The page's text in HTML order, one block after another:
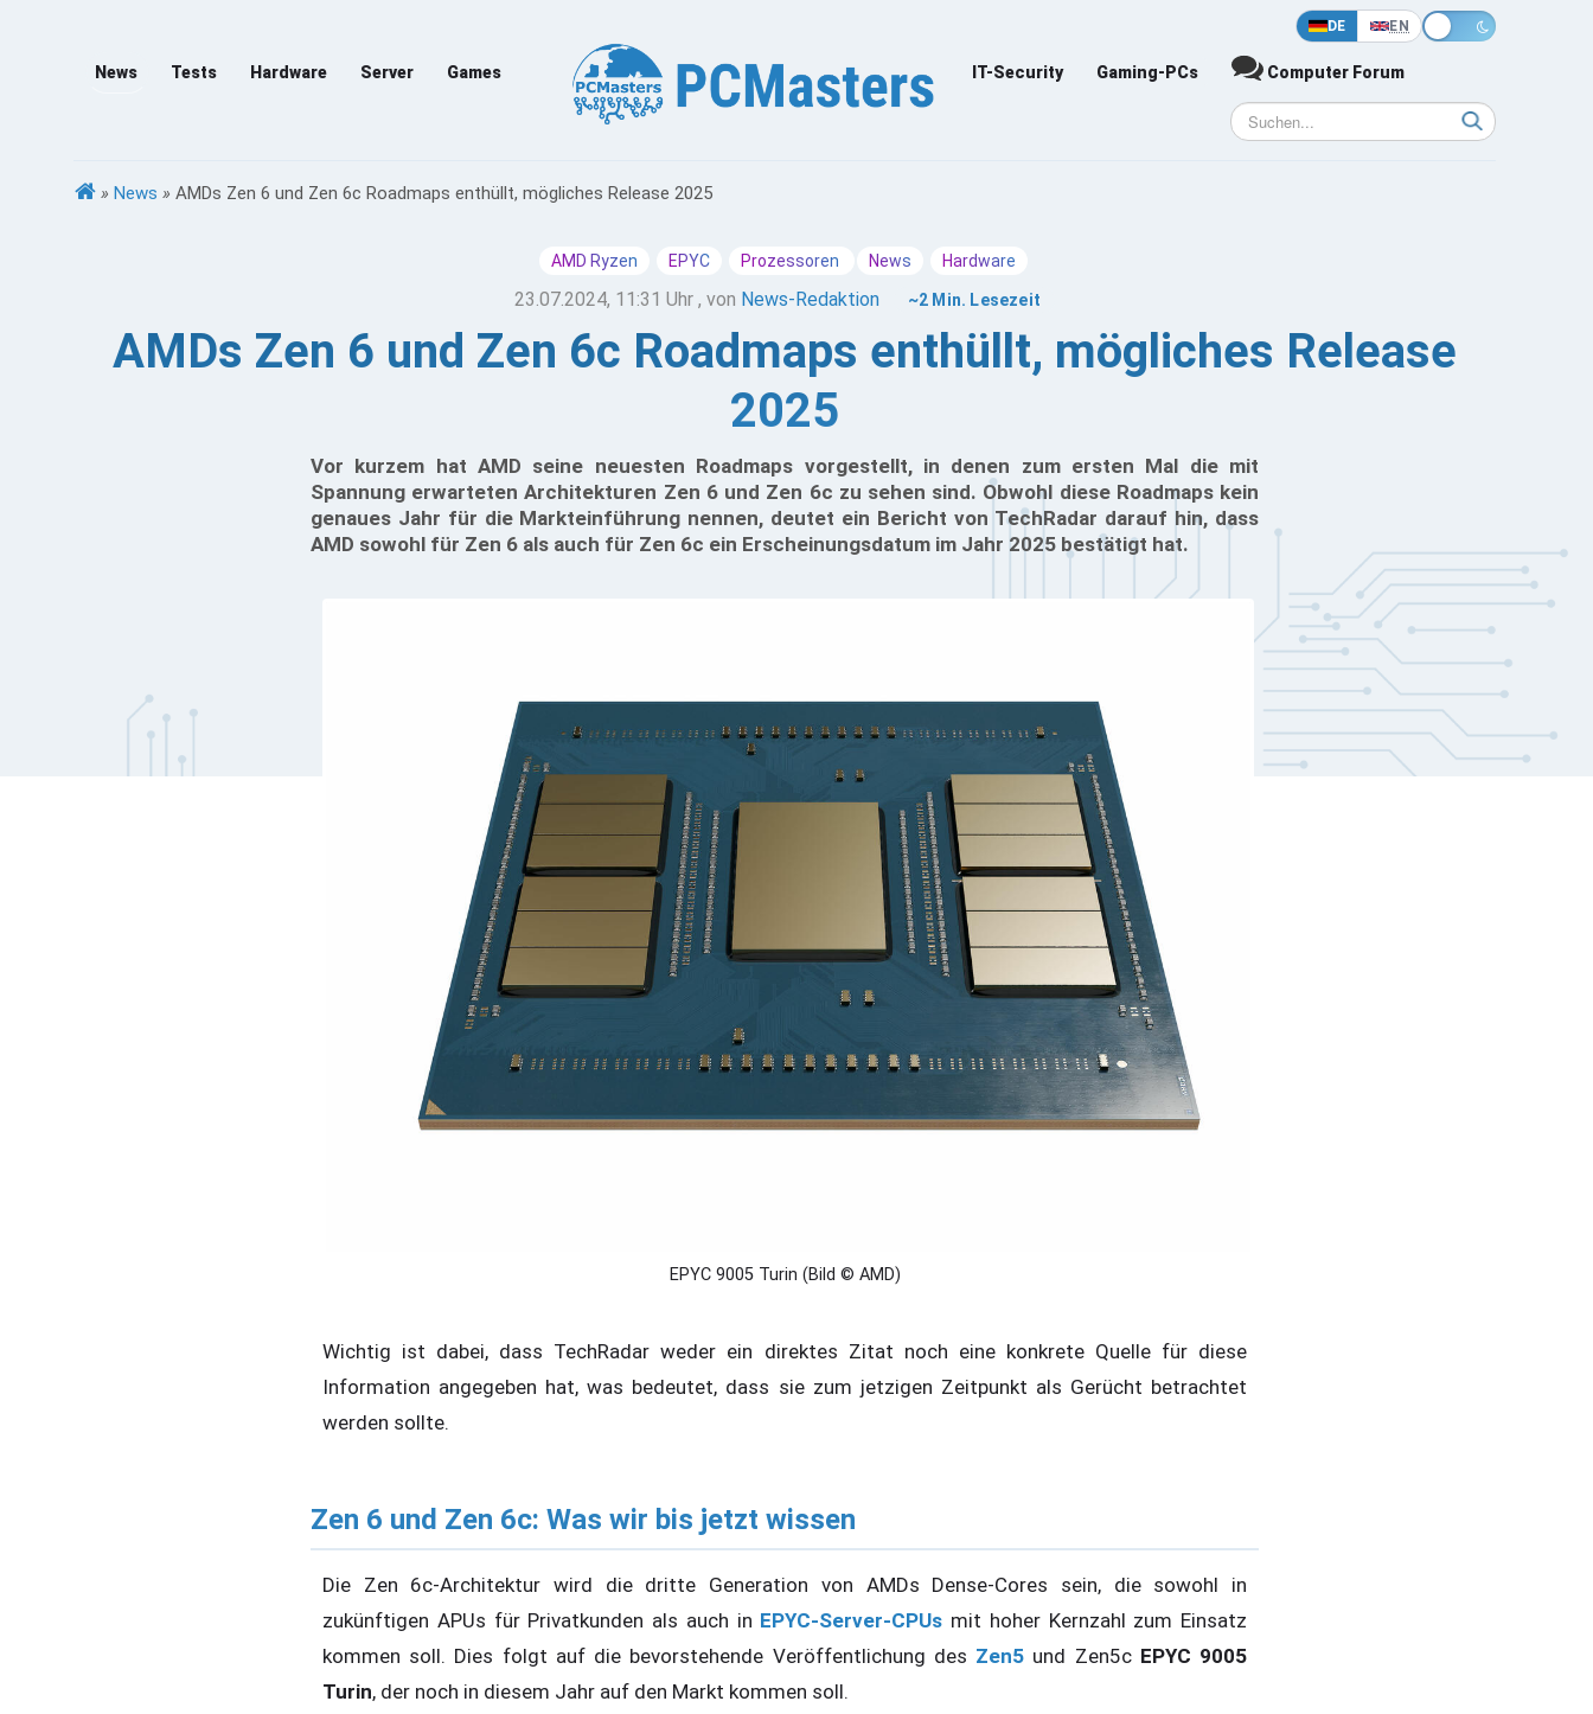
DE EN
News Tests Hardware Server Games IT-Security Gaming-PCs Computer Forum
» News » AMDs Zen 6 und Zen 6c Roadmaps enthüllt, mögliches Release 2025
AMD Ryzen EPYC Prozessoren News Hardware
23.07.2024, 11:31 Uhr , von News-Redaktion ~2 Min. Lesezeit
AMDs Zen 6 und Zen 6c Roadmaps enthüllt, mögliches Release
2025
Vor kurzem hat AMD seine neuesten Roadmaps vorgestellt, in denen zum ersten Mal die mit
Spannung erwarteten Architekturen Zen 6 und Zen 6c zu sehen sind. Obwohl diese Roadmaps kein
genaues Jahr für die Markteinführung nennen, deutet ein Bericht von TechRadar darauf hin, dass
AMD sowohl für Zen 6 als auch für Zen 6c ein Erscheinungsdatum im Jahr 2025 bestätigt hat.
EPYC 9005 Turin (Bild © AMD)
Wichtig ist dabei, dass TechRadar weder ein direktes Zitat noch eine konkrete Quelle für diese
Information angegeben hat, was bedeutet, dass sie zum jetzigen Zeitpunkt als Gerücht betrachtet
werden sollte.
Zen 6 und Zen 6c: Was wir bis jetzt wissen
Die Zen 6c-Architektur wird die dritte Generation von AMDs Dense-Cores sein, die sowohl in
zukünftigen APUs für Privatkunden als auch in EPYC-Server-CPUs mit hoher Kernzahl zum Einsatz
kommen soll. Dies folgt auf die bevorstehende Veröffentlichung des Zen5 und Zen5c EPYC 9005
Turin, der noch in diesem Jahr auf den Markt kommen soll.